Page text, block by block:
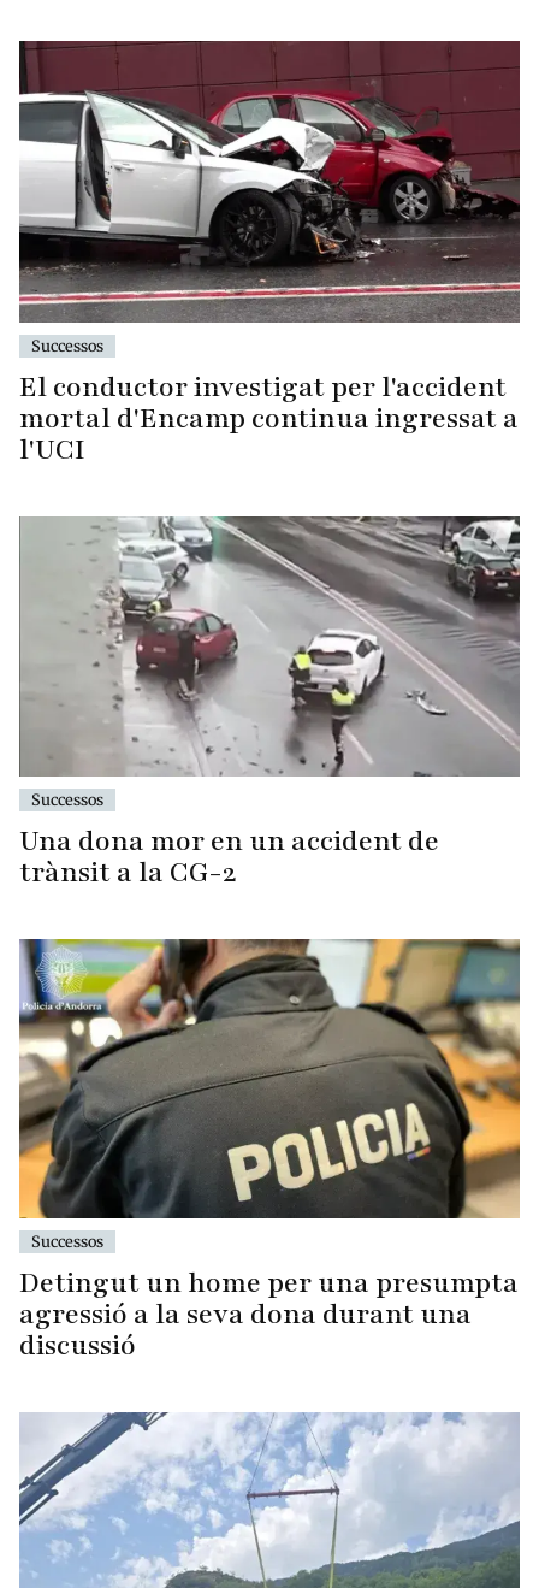
Successos
El conductor investigat per l'accident
mortal d'Encamp continua ingressat a
l'UCI
Successos
Una dona mor en un accident de
trànsit a la CG-2
Successos
Detingut un home per una presumpta
agressió a la seva dona durant una
discussió